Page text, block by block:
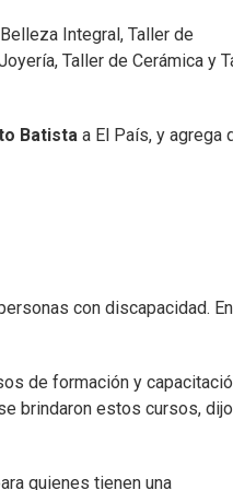
Integral, Taller de
Taller de Cerámica y
Batista a El País, y agrega
con discapacidad.
de formación y
brindaron estos cursos, dijo
quienes tienen una